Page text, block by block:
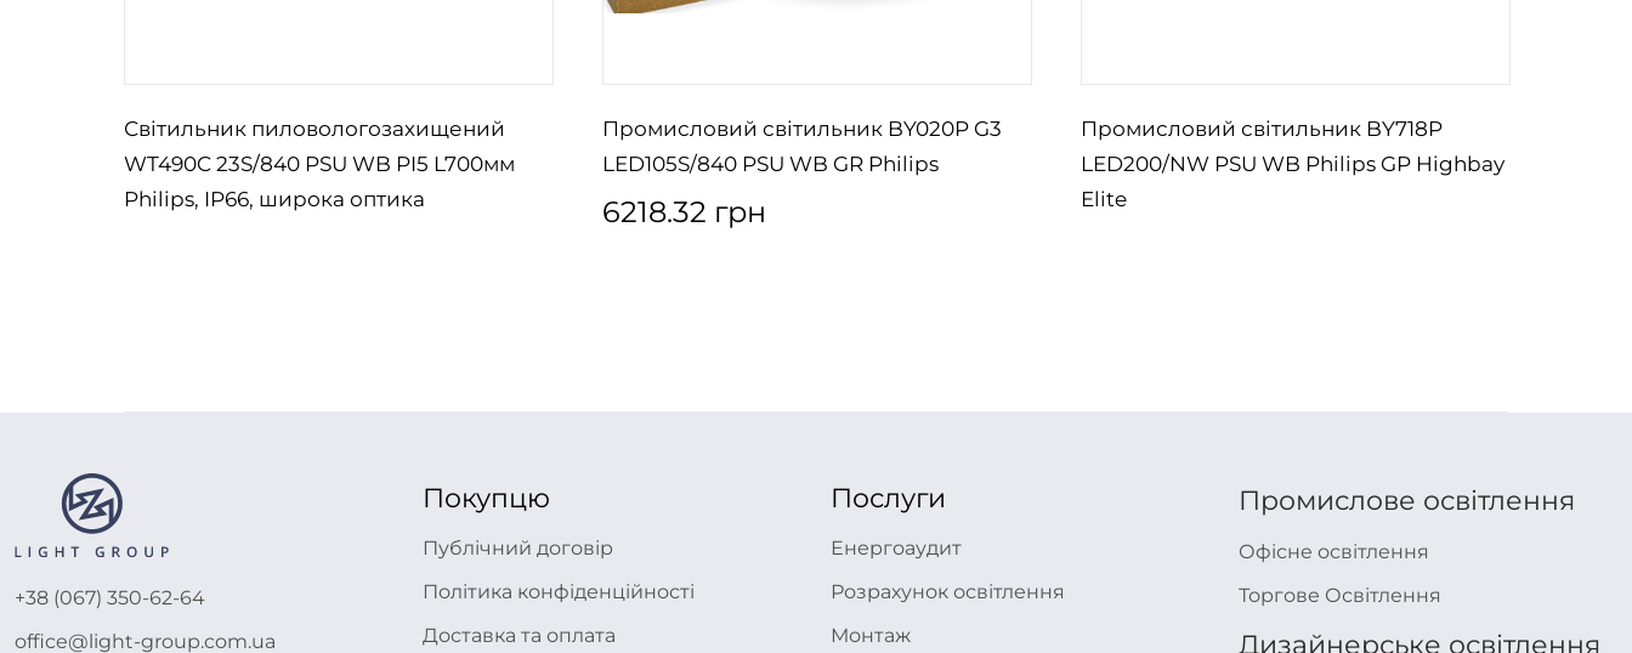
Світильник пиловологозахищений
WT490C 23S/840 PSU WB PI5 L700мм
Philips, IP66, широка оптика
Промисловий світильник BY020P G3
LED105S/840 PSU WB GR Philips
6218.32 грн
Промисловий світильник BY718P
LED200/NW PSU WB Philips GP Highbay
Elite
+38 (067) 350-62-64
office@light-group.com.ua
Покупцю
Публічний договір
Політика конфіденційності
Доставка та оплата
Послуги
Енергоаудит
Розрахунок освітлення
Монтаж
Промислове освітлення
Офісне освітлення
Торгове Освітлення
Дизайнерське освітлення